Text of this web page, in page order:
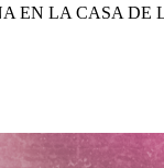
EN LA CASA DE